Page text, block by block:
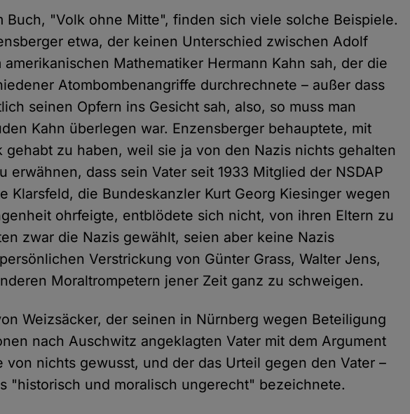
Buch, "Volk ohne Mitte", finden sich viele solche Beispiele.
etwa, der keinen Unterschied zwischen Adolf
amerikanischen Mathematiker Hermann Kahn sah, der die
Atombombenangriffe durchrechnete – außer dass
seinen Opfern ins Gesicht sah, also, so muss man
Kahn überlegen war. Enzensberger behauptete, mit
gehabt zu haben, weil sie ja von den Nazis nichts gehalten
erwähnen, dass sein Vater seit 1933 Mitglied der NSDAP
Klarsfeld, die Bundeskanzler Kurt Georg Kiesinger wegen
ohrfeigte, entblödete sich nicht, von ihren Eltern zu
zwar die Nazis gewählt, seien aber keine Nazis
Verstrickung von Günter Grass, Walter Jens,
Moraltrompetern jener Zeit ganz zu schweigen.
Weizsäcker, der seinen in Nürnberg wegen Beteiligung
nach Auschwitz angeklagten Vater mit dem Argument
von nichts gewusst, und der das Urteil gegen den Vater –
"historisch und moralisch ungerecht" bezeichnete.